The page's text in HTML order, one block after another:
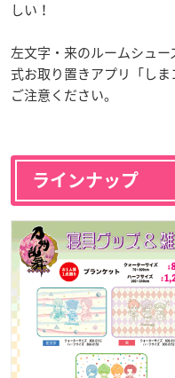
しい！
左文字・来のルームシュ
式お取り置きアプリ「し
ご注意ください。
ラインナップ